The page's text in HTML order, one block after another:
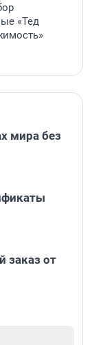
«Тед
мира без
заказ от